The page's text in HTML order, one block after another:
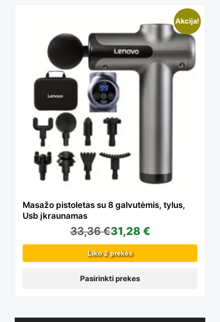
chosen
on
the
product
page
Akcija!
Masažo pistoletas su 8 galvutėmis, tylus,
Usb įkraunamas
33,36€31,28 €
Liko 2 prekės
Pasirinkti prekes
This
product
has
multiple
variants.
The
options
be